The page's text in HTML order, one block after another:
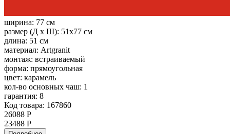
ширина: 77 см
размер (Д х Ш): 51x77 см
длина: 51 см
материал: Artgranit
монтаж: встраиваемый
форма: прямоугольная
цвет: карамель
кол-во основных чаш: 1
гарантия: 8
Код товара: 167860
26088 Р
23488 Р